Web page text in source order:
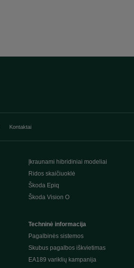
Kontaktai
Įkraunami hibridiniai modeliai
Ridos skaičiuoklė
Škoda Epiq
Škoda Vision O
Techninė informacija
Pagalbinės sistemos
Skubus pagalbos iškvietimas
EA189 variklių kampanija